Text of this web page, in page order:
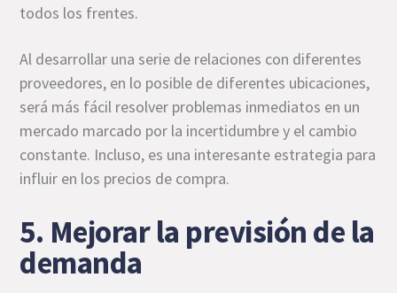
todos los frentes.
Al desarrollar una serie de relaciones con diferentes
proveedores, en lo posible de diferentes ubicaciones,
será más fácil resolver problemas inmediatos en un
mercado marcado por la incertidumbre y el cambio
constante. Incluso, es una interesante estrategia para
influir en los precios de compra.
5. Mejorar la previsión de la
demanda